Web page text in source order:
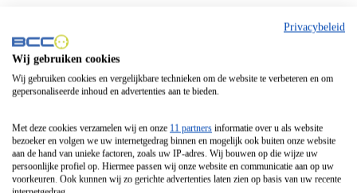
Fitelli
Airfryer
Frituurpan
Contactgrill
Broodbakmachine
Broodrooster
Privacybeleid
Wij gebruiken cookies
Wij gebruiken cookies en vergelijkbare technieken om de website te verbeteren en om
gepersonaliseerde inhoud en advertenties aan te bieden.
Met deze cookies verzamelen wij en onze 11 partners informatie over u als website
bezoeker en volgen we uw internetgedrag binnen en mogelijk ook buiten onze website
aan de hand van unieke factoren, zoals uw IP-adres. Wij bouwen op die wijze uw
persoonlijke profiel op. Hiermee passen wij onze website en communicatie aan op uw
voorkeuren. Ook kunnen wij zo gerichte advertenties laten zien op basis van uw recente